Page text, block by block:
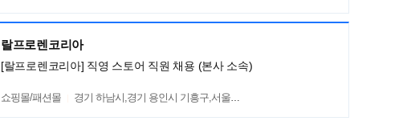
랄프로렌코리아
[랄프로렌코리아] 직영 스토어 직원 채용 (본사 소속)
쇼핑몰/패션몰 경기 하남시,경기 용인시 기흥구,서울 서초구